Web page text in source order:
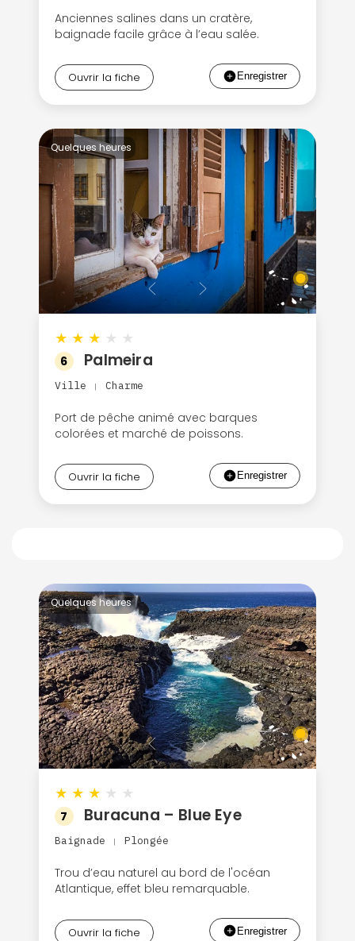
Anciennes salines dans un cratère,
baignade facile grâce à l’eau salée.
Ouvrir la fiche
Quelques heures
★ ★ ★ ★ ★
6 Palmeira
Ville | Charme
Port de pêche animé avec barques
colorées et marché de poissons.
Ouvrir la fiche
Quelques heures
★ ★ ★ ★ ★
7 Buracuna – Blue Eye
Baignade | Plongée
Trou d’eau naturel au bord de l'océan
Atlantique, effet bleu remarquable.
Ouvrir la fiche